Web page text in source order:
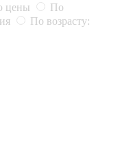
цены
По
По возрасту: